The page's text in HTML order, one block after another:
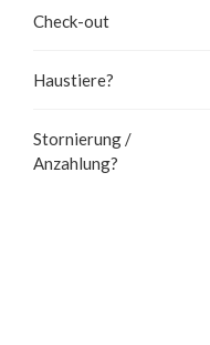
Check-out
Haustiere?
Stornierung /
Anzahlung?